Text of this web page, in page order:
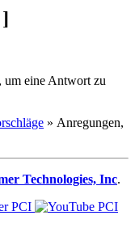
, um eine Antwort zu
» Anregungen,
Technologies, Inc.